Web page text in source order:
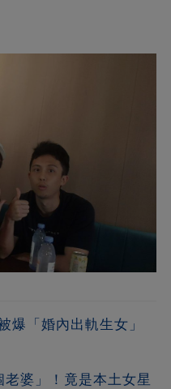
爆「婚內出軌生女」
婆」！竟是本土女星